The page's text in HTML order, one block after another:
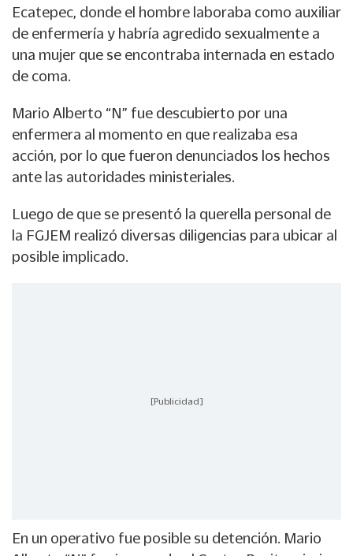
Ecatepec, donde el hombre laboraba como auxiliar
de enfermería y habría agredido sexualmente a
una mujer que se encontraba internada en estado
de coma.
Mario Alberto “N” fue descubierto por una
enfermera al momento en que realizaba esa
acción, por lo que fueron denunciados los hechos
ante las autoridades ministeriales.
Luego de que se presentó la querella personal de
la FGJEM realizó diversas diligencias para ubicar al
posible implicado.
[Publicidad]
En un operativo fue posible su detención. Mario